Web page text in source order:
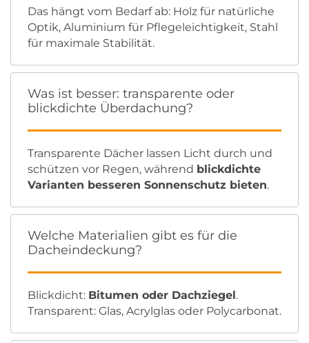
Das hängt vom Bedarf ab: Holz für natürliche
Optik, Aluminium für Pflegeleichtigkeit, Stahl
für maximale Stabilität.
Was ist besser: transparente oder
blickdichte Überdachung?
Transparente Dächer lassen Licht durch und
schützen vor Regen, während blickdichte
Varianten besseren Sonnenschutz bieten.
Welche Materialien gibt es für die
Dacheindeckung?
Blickdicht: Bitumen oder Dachziegel .
Transparent: Glas, Acrylglas oder Polycarbonat.